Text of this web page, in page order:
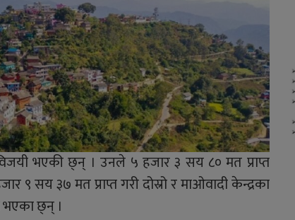
भएकी छ्न् । उनले ५ हजार ३ सय ८० मत प्राप्त
९ सय ३७ मत प्राप्त गरी दोस्रो र माओवादी केन्द्रका
भएका छ्न् ।